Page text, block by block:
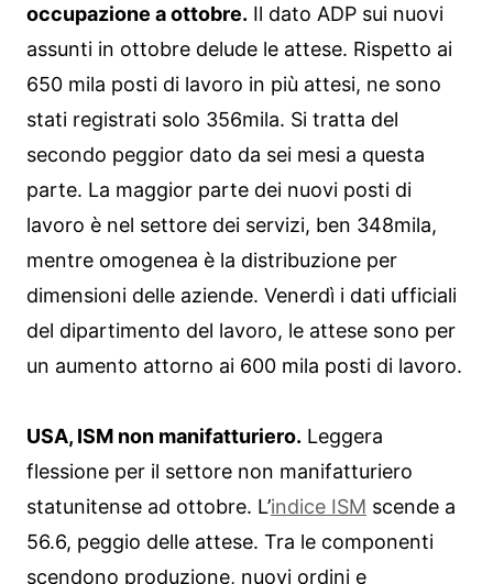
occupazione a ottobre. Il dato ADP sui nuovi
assunti in ottobre delude le attese. Rispetto ai
650 mila posti di lavoro in più attesi, ne sono
stati registrati solo 356mila. Si tratta del
secondo peggior dato da sei mesi a questa
parte. La maggior parte dei nuovi posti di
lavoro è nel settore dei servizi, ben 348mila,
mentre omogenea è la distribuzione per
dimensioni delle aziende. Venerdì i dati ufficiali
del dipartimento del lavoro, le attese sono per
un aumento attorno ai 600 mila posti di lavoro.
USA, ISM non manifatturiero. Leggera
flessione per il settore non manifatturiero
statunitense ad ottobre. L’indice ISM scende a
56.6, peggio delle attese. Tra le componenti
scendono produzione, nuovi ordini e